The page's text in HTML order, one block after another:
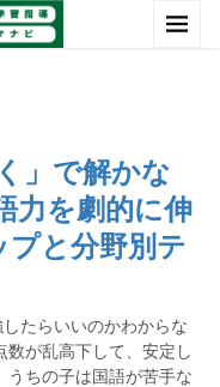
」で解かな
力を劇的に伸
と分野別テ
したらいいのかわからな
が乱高下して、安定し
うちの子は国語が苦手な